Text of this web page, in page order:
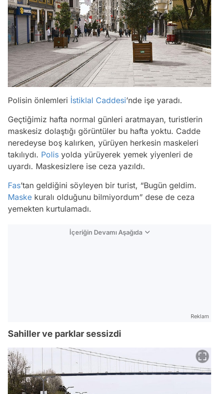
Polisin önlemleri İstiklal Caddesi’nde işe yaradı.
Geçtiğimiz hafta normal günleri aratmayan, turistlerin
maskesiz dolaştığı görüntüler bu hafta yoktu. Cadde
neredeyse boş kalırken, yürüyen herkesin maskeleri
takılıydı. Polis yolda yürüyerek yemek yiyenleri de
uyardı. Maskesizlere ise ceza yazıldı.
Fas’tan geldiğini söyleyen bir turist, “Bugün geldim.
Maske kuralı olduğunu bilmiyordum” dese de ceza
yemekten kurtulamadı.
İçeriğin Devamı Aşağıda
Reklam
Sahiller ve parklar sessizdi